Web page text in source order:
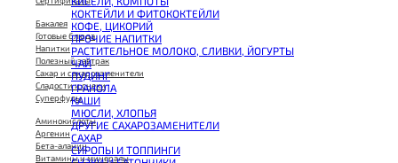
CHIKALAB Вафля двойная с начинкой
SNAQ FABRIQ Вафли с начинкой
SNAQ FABRIQ Хлебцы рисовые
SNAQ FABRIQ Батончик шоколадный без сахара Qwikler
SNAQ FABRIQ Батончик в шоколаде Coco
SNAQ FABRIQ Батончик в шоколаде Snaqer
КОКТЕЙЛИ И ФИТОКОКТЕЙЛИ
КОФЕ, ЦИКОРИЙ
ПРОЧИЕ НАПИТКИ
РАСТИТЕЛЬНОЕ МОЛОКО, СЛИВКИ, ЙОГУРТЫ
ЧАЙ
ПУДИНГ
ГРАНОЛА
КАШИ
МЮСЛИ, ХЛОПЬЯ
ДРУГИЕ САХАРОЗАМЕНИТЕЛИ
САХАР
СИРОПЫ И ТОППИНГИ
Бакалея
Готовые блюда
Напитки
Полезный завтрак
Сахар и сахарозаменители
Сладости и снеки
Суперфуды
Аминокислоты
Аргенин
Бета-аланин
Витамины и минералы